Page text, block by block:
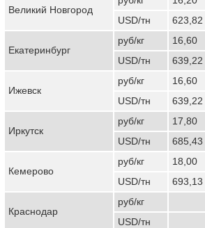
Великий Новгород
USD/тн
623,82
Екатеринбург
руб/кг 16,60
USD/тн
639,22
Ижевск
руб/кг 16,60
USD/тн
639,22
Иркутск
руб/кг 17,80
USD/тн
685,43
Кемерово
руб/кг 18,00
USD/тн
693,13
Краснодар
руб/кг
USD/тн